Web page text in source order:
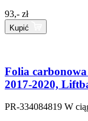
93,- zł
Kupić
Folia
2017-2020,
PR-334084819 W